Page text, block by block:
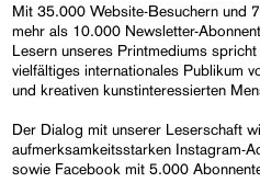
Mit 35.000 Website-Besuchern und
mehr als 10.000 Newsletter-
Lesern unseres Printmediums
vielfältiges internationales Publikum
und kreativen kunstinteressierten
Der Dialog mit unserer Leserschaft
aufmerksamkeitsstarken Instagram-
sowie Facebook mit 5.000